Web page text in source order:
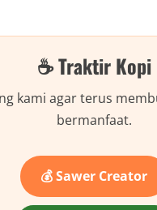
Ife
Adan:
Netizen
Sasaran,
Kok
☕ Traktir Kopi
kami agar terus
bermanfaat.
💰 Sawer Creator